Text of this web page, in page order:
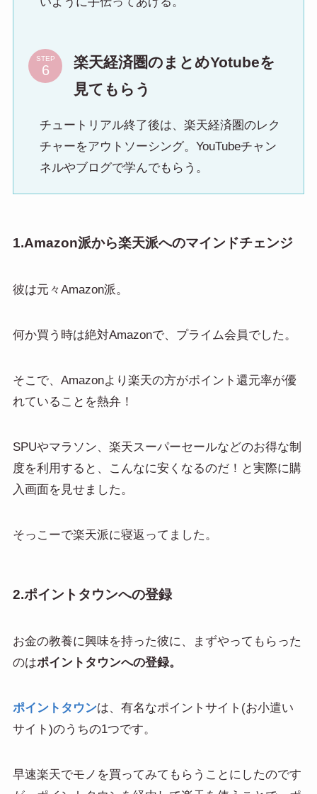
STEP
楽天経済圏のまとめYotubeを
見てもらう
チュートリアル終了後は、楽天経済圏のレク
チャーをアウトソーシング。YouTubeチャン
ネルやブログで学んでもらう。
1.Amazon派から楽天派へのマインドチェンジ
彼は元々Amazon派。
何か買う時は絶対Amazonで、プライム会員でした。
そこで、Amazonより楽天の方がポイント還元率が優
れていることを熱弁！
SPUやマラソン、楽天スーパーセールなどのお得な制
度を利用すると、こんなに安くなるのだ！と実際に購
入画面を見せました。
そっこーで楽天派に寝返ってました。
2.ポイントタウンへの登録
お金の教養に興味を持った彼に、まずやってもらった
のはポイントタウンへの登録。
ポイントタウンは、有名なポイントサイト(お小遣い
サイト)のうちの1つです。
早速楽天でモノを買ってみてもらうことにしたのです